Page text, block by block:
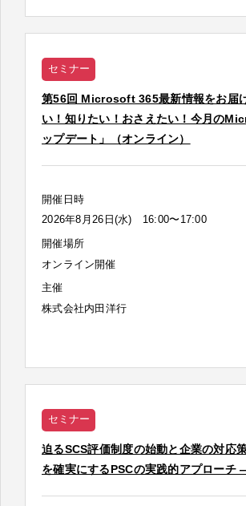
セミナー
第56回 Microsoft 365最新情報をお届
い！知りたい！おさえたい！今月の
ップデート」（オンライン）
開催日時
2026年8月26日(水) 16:00〜17:00
開催場所
オンライン開催
主催
株式会社内田洋行
セミナー
迫るSCS評価制度の始動と企業の対
を確実にするPSCの実践的アプロー